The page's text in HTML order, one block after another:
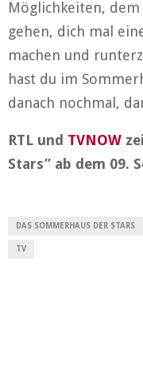
Möglichkeiten, dem
gehen, dich mal
machen und
hast du im
danach nochmal,
RTL und TVNOW
Stars” ab dem 09.
DAS SOMMERHAUS DER STARS
TV